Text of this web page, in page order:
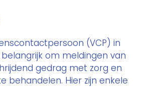
(VCP) in
belangrijk om meldingen van
gedrag met zorg en
behandelen. Hier zijn enkele